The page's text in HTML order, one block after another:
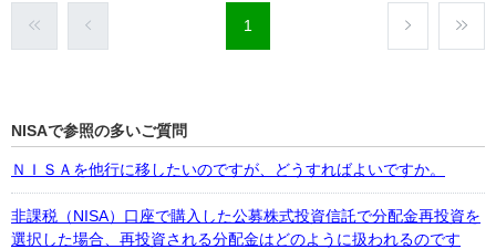
1
NISAで参照の多いご質問
ＮＩＳＡを他行に移したいのですが、どうすればよいですか。
非課税（NISA）口座で購入した公募株式投資信託で分配金再投資を
選択した場合、再投資される分配金はどのように扱われるのです